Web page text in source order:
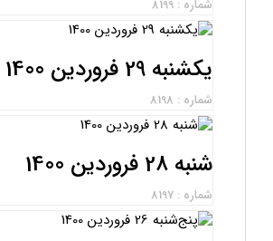
شماره : 8199
یکشنبه 29 فروردین 1400
شماره : 8198
شنبه 28 فروردین 1400
شماره : 8197